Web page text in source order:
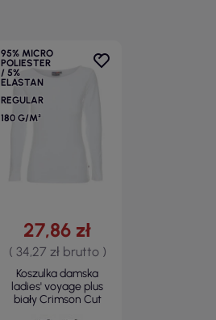
95% MICRO
POLIESTER
/ 5%
ELASTAN
REGULAR
180 G/M²
27,86 zł
( 34,27 zł brutto )
Koszulka damska
ladies' voyage plus
biały Crimson Cut